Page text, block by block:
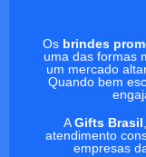
Os brindes
uma das formas
um mercado
Quando bem
AGifts Brasil
atendimento
empresas